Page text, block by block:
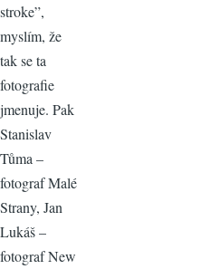
stroke”,
myslím, že
tak se ta
fotografie
jmenuje. Pak
Stanislav
Tůma –
fotograf Malé
Strany, Jan
Lukáš –
fotograf New